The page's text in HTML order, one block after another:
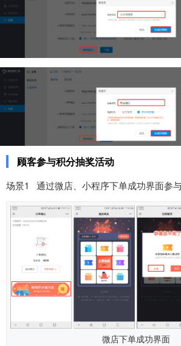
顾客参与积分抽奖活动
场景1 通过微店、小程序下单成功界面参
微店下单成功界面